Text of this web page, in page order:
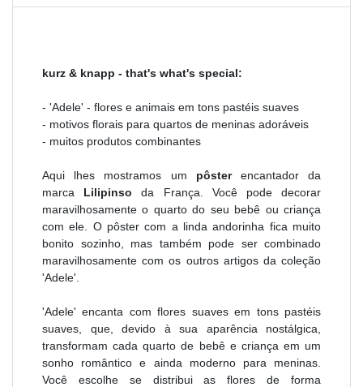
kurz & knapp - that's what's special:
- 'Adele' - flores e animais em tons pastéis suaves
- motivos florais para quartos de meninas adoráveis
- muitos produtos combinantes
Aqui lhes mostramos um pôsterencantador da
marca Lilipinso da França. Você pode decorar
maravilhosamente o quarto do seu bebê ou criança
com ele. O pôster com a linda andorinha fica muito
bonito sozinho, mas também pode ser combinado
maravilhosamente com os outros artigos da coleção
'Adele'.
'Adele' encanta com flores suaves em tons pastéis
suaves, que, devido à sua aparência nostálgica,
transformam cada quarto de bebê e criança em um
sonho romântico e ainda moderno para meninas.
Você escolhe se distribui as flores de forma